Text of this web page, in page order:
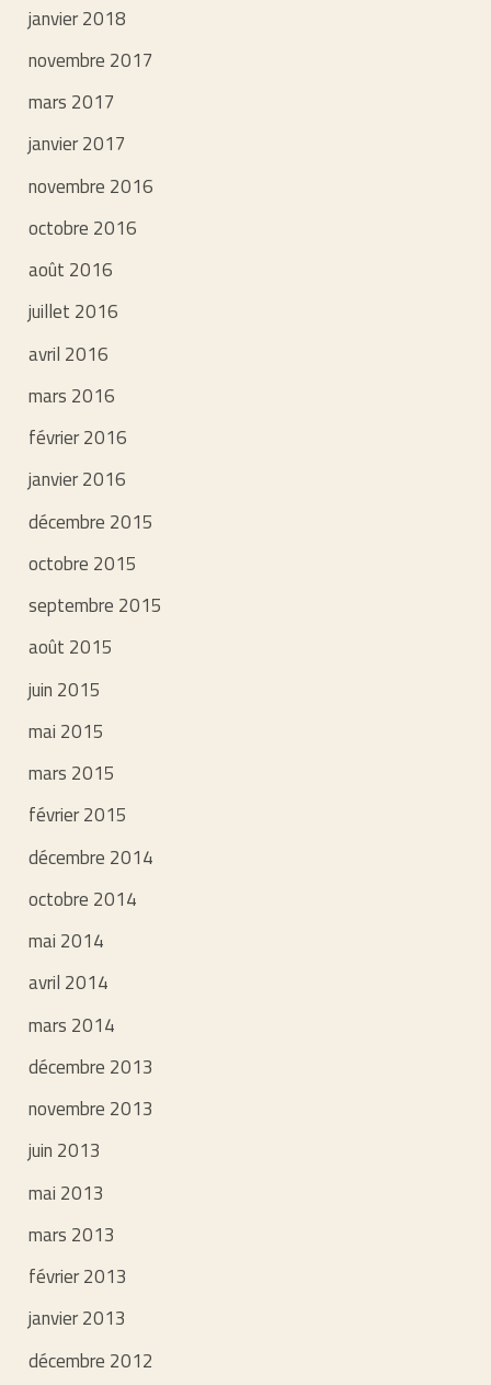
janvier 2018
novembre 2017
mars 2017
janvier 2017
novembre 2016
octobre 2016
août 2016
juillet 2016
avril 2016
mars 2016
février 2016
janvier 2016
décembre 2015
octobre 2015
septembre 2015
août 2015
juin 2015
mai 2015
mars 2015
février 2015
décembre 2014
octobre 2014
mai 2014
avril 2014
mars 2014
décembre 2013
novembre 2013
juin 2013
mai 2013
mars 2013
février 2013
janvier 2013
décembre 2012